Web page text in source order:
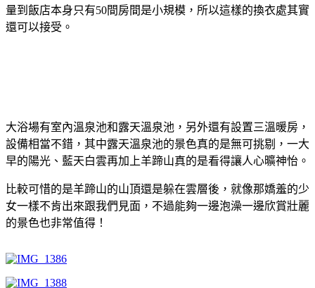
量到飯店本身只有50間房間是小規模，所以這樣的換衣處其實
還可以接受。
大浴場有室內溫泉池和露天溫泉池，另外還有設置三溫暖房，
設備相當不錯，其中露天溫泉池的景色真的是無可挑剔，一大
早的陽光、藍天白雲再加上羊蹄山真的是看得讓人心曠神怡。
比較可惜的是羊蹄山的山頂還是躲在雲層後，就像那嬌羞的少
女一樣不肯出來跟我們見面，不過能夠一邊泡澡一邊欣賞壯麗
的景色也非常值得！